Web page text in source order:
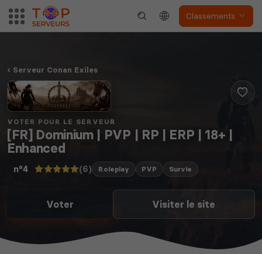
Classements
Serveur Conan Exiles
VOTER POUR LE SERVEUR
[FR] Dominium | PVP | RP | ERP | 18+ |
Enhanced
n°4 (6) Roleplay PVP Survie
Voter Visiter le site